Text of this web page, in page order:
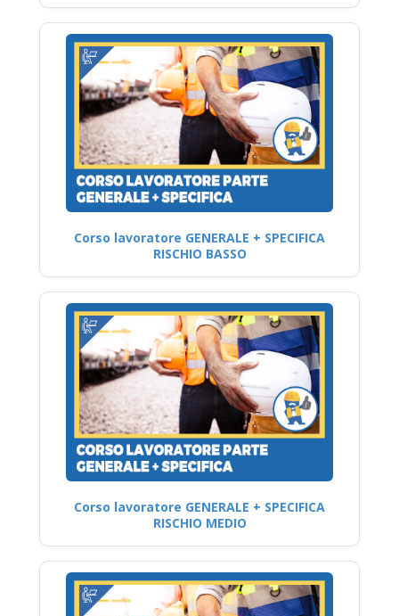
Corso lavoratore GENERALE + SPECIFICA
RISCHIO BASSO
Corso lavoratore GENERALE + SPECIFICA
RISCHIO MEDIO